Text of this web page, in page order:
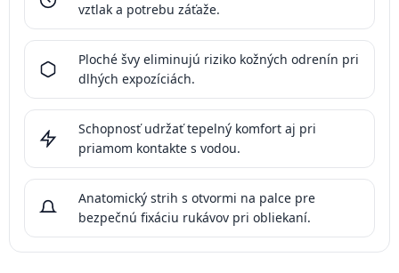
vztlak a potrebu záťaže.
Ploché švy eliminujú riziko kožných odrenín pri
dlhých expozíciách.
Schopnosť udržať tepelný komfort aj pri
priamom kontakte s vodou.
Anatomický strih s otvormi na palce pre
bezpečnú fixáciu rukávov pri obliekaní.